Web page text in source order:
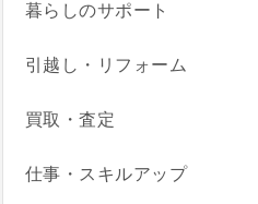
暮らしのサポート
引越し・リフォーム
買取・査定
仕事・スキルアップ